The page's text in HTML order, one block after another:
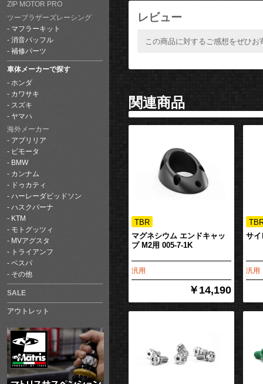
ZIP MOTOR PRO
ツーブラザーズレーシング
マフラーキット
消音バッフル
補修パーツ
車体メーカーで探す
ホンダ
カワサキ
スズキ
ヤマハ
海外メーカー
アプリリア
ビモータ
BMW
カンナム
ドゥカティ
ハーレーダビッドソン
ハスクバーナ
KTM
モトグッツィ
MVアグスタ
トライアンフ
ベスパ
その他
SALE
アウトレット
レビュー
この商品に対するご感想をぜひお
関連商品
マグネシウム エンドキャッ
プ M2用 005-7-1K
汎用
￥14,190
サイ
汎用